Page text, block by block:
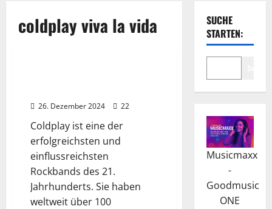
coldplay viva la vida
26. Dezember 2024 22
Coldplay ist eine der
erfolgreichsten und
einflussreichsten
Rockbands des 21.
Jahrhunderts. Sie haben
weltweit über 100
SUCHE
STARTEN:
Musicmaxx
-
Goodmusic
ONE